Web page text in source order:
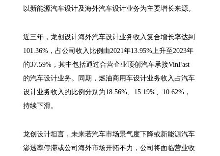
以新能源汽车设计及海外汽车设计业务为主要增长来源。
近三年，龙创设计海外汽车设计业务收入复合增长率达到
101.36%，占公司收入比例由2021年13.95%上升至2023年
的37.59%，其中包括通过合营企业顶创汽车承接VinFast
的汽车设计业务。同期，燃油商用车设计业务收入占汽车
设计业务收入的比例分别为18.56%、15.19%、10.62%，
持续下滑。
龙创设计坦言，未来若汽车市场景气度下降或新能源汽车
渗透率停滞或公司海外市场开拓不力，公司将面临营业收